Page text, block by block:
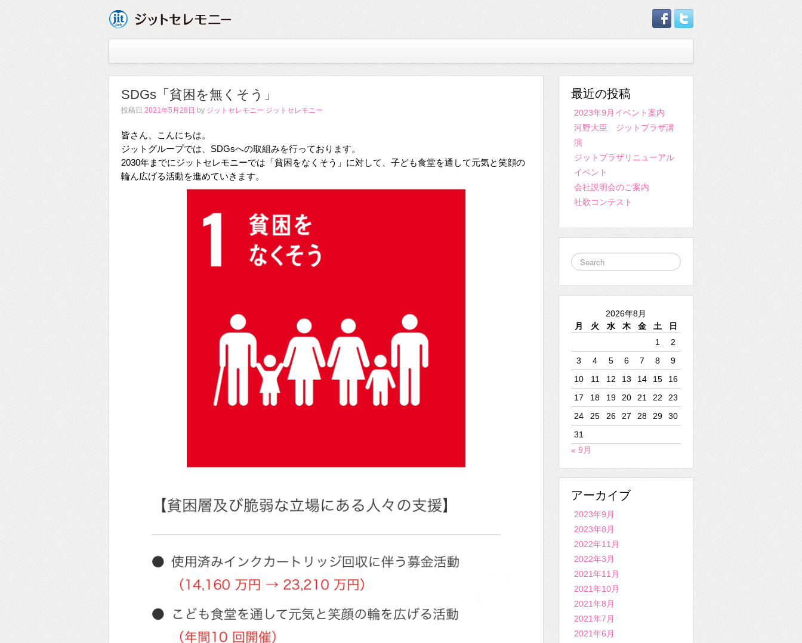
SDGs「貧困を無くそう」
投稿日 2021年5月28日 by ジットセレモニー ジットセレモニー
皆さん、こんにちは。
ジットグループでは、SDGsへの取組みを行っております。
2030年までにジットセレモニーでは「貧困をなくそう」に対して、子ども食堂を通して元気と笑顔の
輪ん広げる活動を進めていきます。
最近の投稿
2023年9月イベント案内
河野大臣 ジットプラザ講
演
ジットプラザリニューアル
イベント
会社説明会のご案内
社歌コンテスト
2026年8月
月
火 水 木 金 土
日
1
2
3
4 5 6 7 8
9
10
11 12 13 14 15
16
17
18 19 20 21 22
23
24
25 26 27 28 29
30
31
« 9月
アーカイブ
2023年9月
2023年8月
2022年11月
2022年3月
2021年11月
2021年10月
2021年8月
2021年7月
2021年6月